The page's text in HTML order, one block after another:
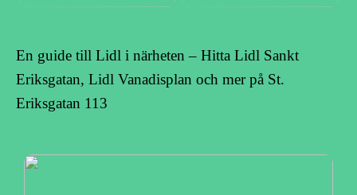
En guide till Lidl i närheten – Hitta Lidl Sankt
Eriksgatan, Lidl Vanadisplan och mer på St.
Eriksgatan 113